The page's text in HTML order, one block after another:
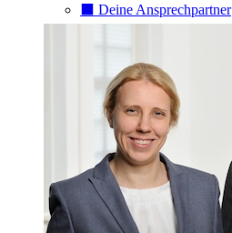
⬛️ Deine Ansprechpartner